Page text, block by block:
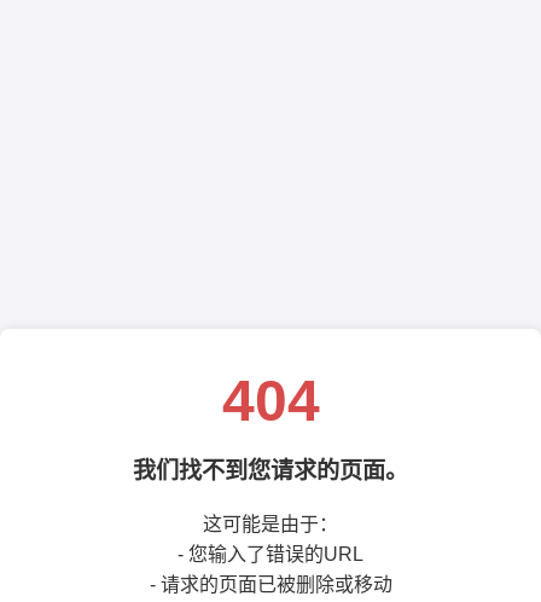
404
我们找不到您请求的页面。
这可能是由于：
- 您输入了错误的URL
- 请求的页面已被删除或移动